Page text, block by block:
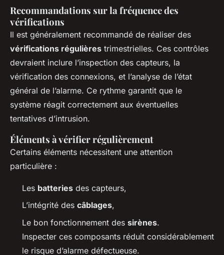
Recommandations sur la fréquence des
vérifications
Il est généralement recommandé de réaliser des
vérifications régulières trimestrielles. Ces contrôles
devraient inclure l’inspection des capteurs, la
vérification des connexions, et l’analyse de l’état
général de l’alarme. Ce rythme garantit que le
système réagit correctement aux éventuelles
tentatives d’intrusion.
Éléments à vérifier régulièrement
Certains éléments nécessitent une attention
particulière :
Les batteries des capteurs,
L’intégrité des câblages,
Le bon fonctionnement des sirènes.
Inspecter ces composants réduit considérablement
le risque d’alarme défectueuse.